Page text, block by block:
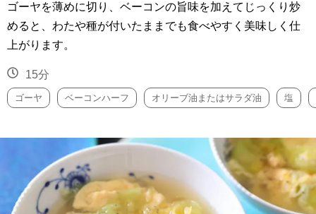
ゴーヤを薄めに切り、ベーコンの旨味を加えてじっくり炒
めると、わたや種が付いたままでも食べやすく美味しく仕
上がります。
15分
ゴーヤ ベーコンハーフ オリーブ油またはサラダ油 塩